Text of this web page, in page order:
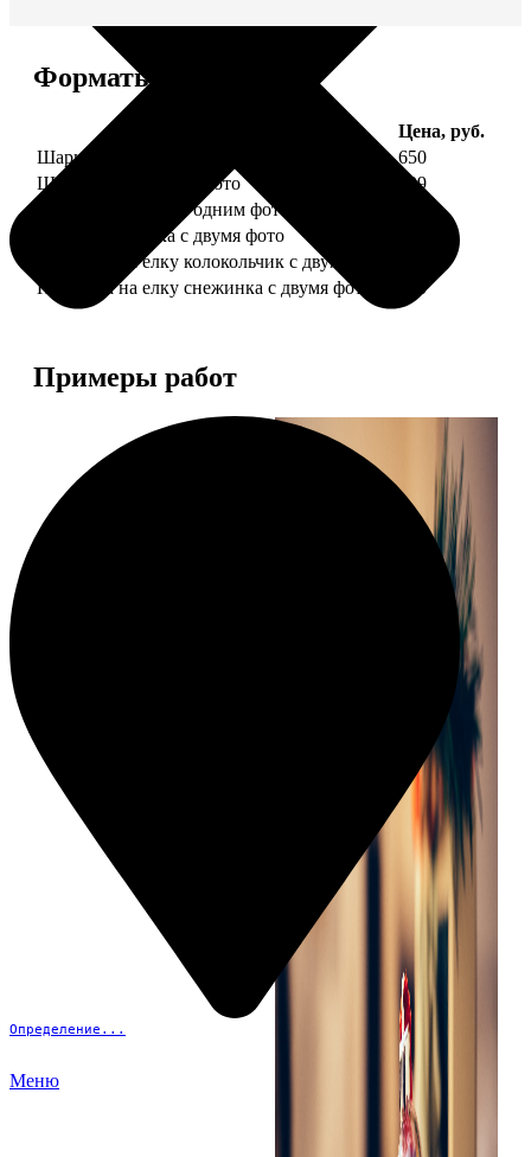
Определение...
Меню
Форматы и цены
Цена, руб.
Шарик елочный с 1 фото
650
Шарик елочный с 2 фото
699
Шарик-шкатулка с одним фото
Шарик-шкатулка с двумя фото
Подвеска на елку колокольчик с двумя фото
Подвеска на елку снежинка с двумя фото
590
Примеры работ